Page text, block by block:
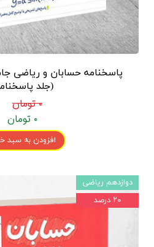
پاسخنامه حسابان و ریاضی
(جلد
۰ تومان
۰ تومان
افزودن به سبد
دوازدهم ریاضی
۲۰ درصد